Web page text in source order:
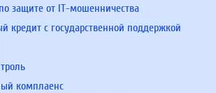
защите от IT-мошенничества
кредит с государственной поддержкой
комплаенс